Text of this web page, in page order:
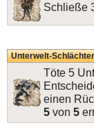
Schließe
Unterwelt-
Töte 5
einen
5 von 5